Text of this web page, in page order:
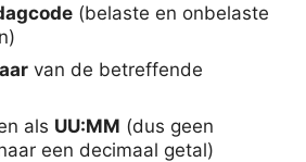
(belaste en onbelaste
van de betreffende
als UU:MM (dus geen
een decimaal getal)